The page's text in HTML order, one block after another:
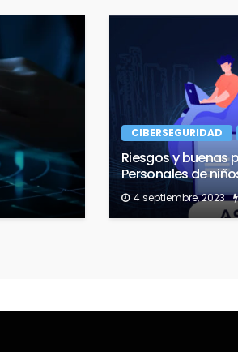
CIBERSEGURIDAD
Riesgos y buenas
Personales de
4 septiembre, 2023